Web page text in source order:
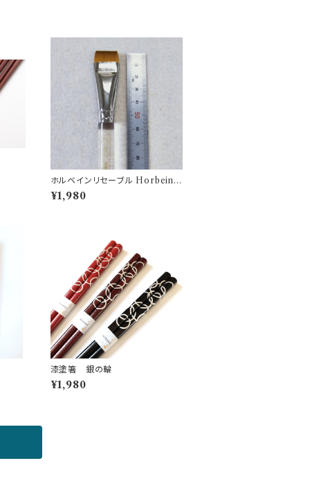
ホルベインリセーブル Horbein b
rush N500H-8
¥1,980
漆塗箸 銀の輪
¥1,980